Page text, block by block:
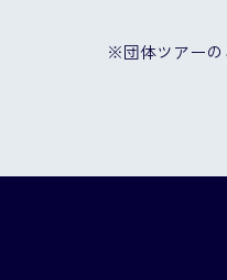
※団体ツアーの